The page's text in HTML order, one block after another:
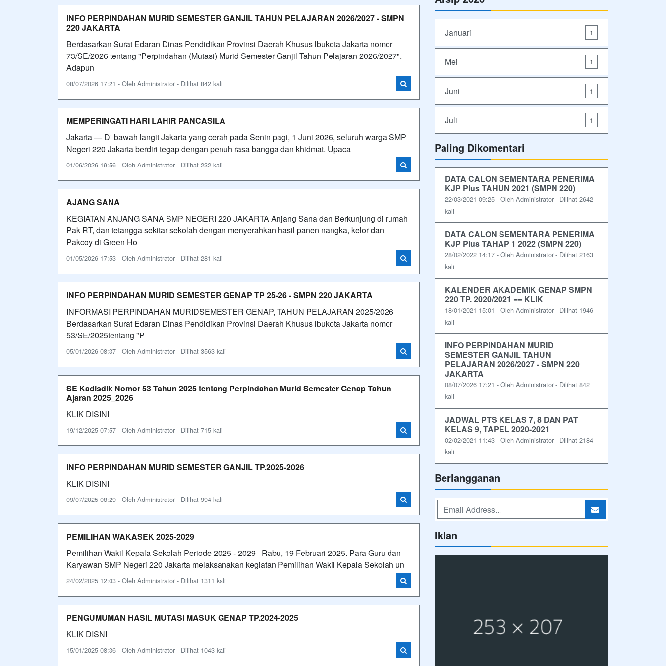
INFO PERPINDAHAN MURID SEMESTER GANJIL TAHUN PELAJARAN 2026/2027 - SMPN
220 JAKARTA
Berdasarkan Surat Edaran Dinas Pendidikan Provinsi Daerah Khusus lbukota Jakarta nomor
73/SE/2026 tentang "Perpindahan (Mutasi) Murid Semester Ganjil Tahun Pelajaran 2026/2027".
Adapun
08/07/2026 17:21 - Oleh Administrator - Dilihat 842 kali
MEMPERINGATI HARI LAHIR PANCASILA
Jakarta — Di bawah langit Jakarta yang cerah pada Senin pagi, 1 Juni 2026, seluruh warga SMP
Negeri 220 Jakarta berdiri tegap dengan penuh rasa bangga dan khidmat. Upaca
01/06/2026 19:56 - Oleh Administrator - Dilihat 232 kali
AJANG SANA
KEGIATAN ANJANG SANA SMP NEGERI 220 JAKARTA Anjang Sana dan Berkunjung di rumah
Pak RT, dan tetangga sekitar sekolah dengan menyerahkan hasil panen nangka, kelor dan
Pakcoy di Green Ho
01/05/2026 17:53 - Oleh Administrator - Dilihat 281 kali
INFO PERPINDAHAN MURID SEMESTER GENAP TP 25-26 - SMPN 220 JAKARTA
INFORMASI PERPINDAHAN MURIDSEMESTER GENAP, TAHUN PELAJARAN 2025/2026
Berdasarkan Surat Edaran Dinas Pendidikan Provinsi Daerah Khusus lbukota Jakarta nomor
53/SE/2025tentang "P
05/01/2026 08:37 - Oleh Administrator - Dilihat 3563 kali
SE Kadisdik Nomor 53 Tahun 2025 tentang Perpindahan Murid Semester Genap Tahun
Ajaran 2025_2026
KLIK DISINI
19/12/2025 07:57 - Oleh Administrator - Dilihat 715 kali
INFO PERPINDAHAN MURID SEMESTER GANJIL TP.2025-2026
KLIK DISINI
09/07/2025 08:29 - Oleh Administrator - Dilihat 994 kali
PEMILIHAN WAKASEK 2025-2029
Pemilihan Wakil Kepala Sekolah Periode 2025 - 2029 Rabu, 19 Februari 2025. Para Guru dan
Karyawan SMP Negeri 220 Jakarta melaksanakan kegiatan Pemilihan Wakil Kepala Sekolah un
24/02/2025 12:03 - Oleh Administrator - Dilihat 1311 kali
PENGUMUMAN HASIL MUTASI MASUK GENAP TP.2024-2025
KLIK DISNI
15/01/2025 08:36 - Oleh Administrator - Dilihat 1043 kali
Januari 1
Mei 1
Juni 1
Juli 1
Paling Dikomentari
DATA CALON SEMENTARA PENERIMA
KJP Plus TAHUN 2021 (SMPN 220)
22/03/2021 09:25 - Oleh Administrator - Dilihat 2642
kali
DATA CALON SEMENTARA PENERIMA
KJP Plus TAHAP 1 2022 (SMPN 220)
28/02/2022 14:17 - Oleh Administrator - Dilihat 2163
kali
KALENDER AKADEMIK GENAP SMPN
220 TP. 2020/2021 == KLIK
18/01/2021 15:01 - Oleh Administrator - Dilihat 1946
kali
INFO PERPINDAHAN MURID
SEMESTER GANJIL TAHUN
PELAJARAN 2026/2027 - SMPN 220
JAKARTA
08/07/2026 17:21 - Oleh Administrator - Dilihat 842
kali
JADWAL PTS KELAS 7, 8 DAN PAT
KELAS 9, TAPEL 2020-2021
02/02/2021 11:43 - Oleh Administrator - Dilihat 2184
kali
Berlangganan
Iklan